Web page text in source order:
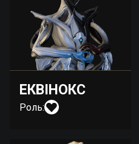
ЕКВІНОКС
Роль: